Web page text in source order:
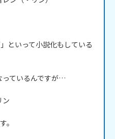
といって小説化もしている
っているんですが…
ン
。